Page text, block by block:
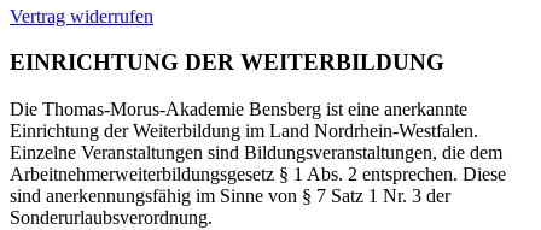
Vertrag widerrufen
EINRICHTUNG DER WEITERBILDUNG
Die Thomas-Morus-Akademie Bensberg ist eine anerkannte
Einrichtung der Weiterbildung im Land Nordrhein-Westfalen.
Einzelne Veranstaltungen sind Bildungsveranstaltungen, die dem
Arbeitnehmerweiterbildungsgesetz § 1 Abs. 2 entsprechen. Diese
sind anerkennungsfähig im Sinne von § 7 Satz 1 Nr. 3 der
Sonderurlaubsverordnung.